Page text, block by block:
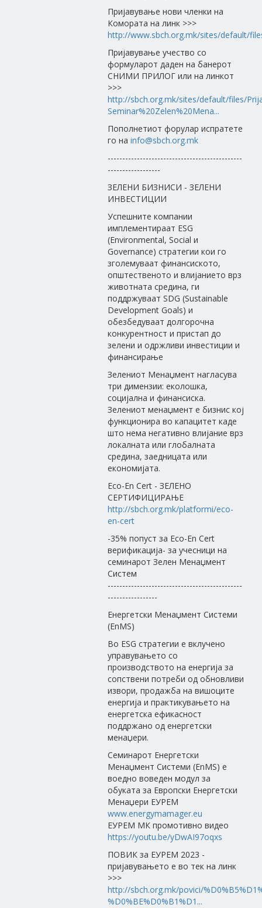
Пријавување нови членки на
Комората на линк >>>
http://www.sbch.org.mk/sites/default/
Пријавување учество со
формуларот даден на банерот
СНИМИ ПРИЛОГ или на линкот
>>>
http://sbch.org.mk/sites/default/files/
Seminar%20Zelen%20Mena...
Пополнетиот форулар испратете
го наinfo@sbch.org.mk
----------------------------------------------
------------------
ЗЕЛЕНИ БИЗНИСИ - ЗЕЛЕНИ
ИНВЕСТИЦИИ
Успешните компании
имплементираат ESG
(Environmental, Social и
Governance) стратегии кои го
зголемуваат финансиското,
општественото и влијанието врз
животната средина, ги
поддржуваат SDG (Sustainable
Development Goals) и
обезбедуваат долгорочна
конкурентност и пристап до
зелени и одржливи инвестиции и
финансирање
Зелениот Менаџмент нагласува
три димензии: еколошка,
социјална и финансиска.
Зелениот менаџмент е бизнис кој
функционира во капацитет каде
што нема негативно влијание врз
локалната или глобалната
средина, заедницата или
економијата.
Eco-En Cert - ЗЕЛЕНО
СЕРТИФИЦИРАЊЕ
http://sbch.org.mk/platformi/eco-
en-cert
-35% попуст за Eco-En Cert
верификација- за учесници на
семинарот Зелен Менаџмент
Систем
----------------------------------------------
-----------------
Енергетски Менаџмент Системи
(EnMS)
Во ESG стратегии е вклучено
управувањето со
производството на енергија за
сопствени потреби од обновливи
извори, продажба на вишоците
енергија и практикувањето на
енергетска ефикасност
поддржано од енергетски
менаџери.
Семинарот Енергетски
Менаџмент Системи (EnMS) е
воедно воведен модул за
обуката за Европски Енергетски
Менаџери ЕУРЕМ
www.energymamager.eu
ЕУРЕМ МК промотивно видео
https://youtu.be/yDwAI97oqxs
ПОВИК за ЕУРЕМ 2023 -
пријавувањето е во тек на линк
>>>
http://sbch.org.mk/povici/
%D0%BE%D0%B1%D1...